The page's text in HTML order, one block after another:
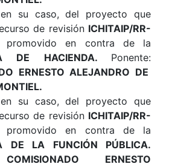
su caso, del proyecto que
de revisión ICHITAIP/RR-
promovido en contra de la
DE HACIENDA. Ponente:
ERNESTO ALEJANDRO DE
su caso, del proyecto que
de revisión ICHITAIP/RR-
promovido en contra de la
DE LA FUNCIÓN PÚBLICA.
ERNESTO